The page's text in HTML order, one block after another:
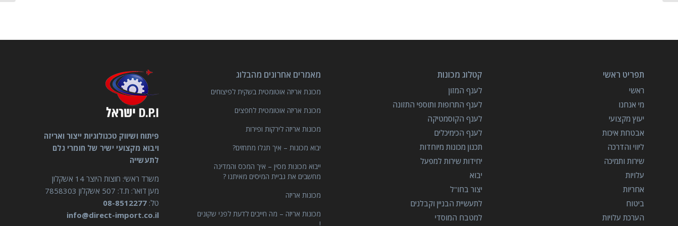
תפריט ראשי
ראשי
מי אנחנו
יעוץ מקצועי
אבטחת איכות
ליווי והדרכה
שירות ותמיכה
עלויות
אחריות
ביטוח
הערכת עלויות
קטלוג מכונות
לענף המזון
לענף התרופות ותוספי התזונה
לענף הקוסמטיקה
לענף הכימיכלים
תכנון מכונות מיוחדות
יחידות שירות למפעל
יבוא
יצור בחו"ל
לתעשיית הבניין וקבלנים
למטבח המוסדי
מאמרים אחרונים מהבלוג
מכונת אריזה אוטומטית בשקית לפיצוחים
מכונת אריזה אוטומטית לחפצים
מכונות אריזה לירקות ופירות
יבוא מכונות – איך תגלו מתחזים?
ייבוא מכונות מסין – איך המכס והמדינה
מחשבים את גביית המיסים מאיתנו ?
מכונות אריזה
מכונות אריזה – מה חייבים לדעת לפני שקונים
!
פיתוח ושיווק טכנולוגיות ייצור ואריזה
ויבוא מקצועי ישיר של חומרי גלם
לתעשייה
משרד ראשי: חוצות היוצר 14 אשקלון
מען דואר: ת.ד: 507 אשקלון 7858303
טל: 08-8512277
info@direct-import.co.il